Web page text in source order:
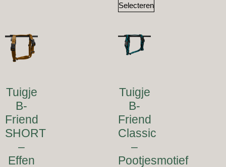
Selecteren
Tuigje
B-
Friend
SHORT
–
Effen
Tuigje
B-
Friend
Classic
–
Pootjesmotief